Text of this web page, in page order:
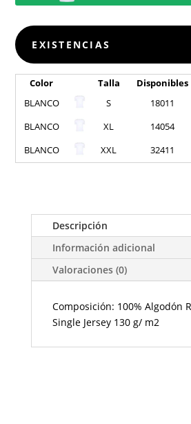
EXISTENCIAS
Color Talla Disponibles
BLANCO
S
18011
BLANCO
XL
14054
BLANCO
XXL 32411
Descripción
Información adicional
Valoraciones (0)
Composición: 100% Algodón
Single Jersey 130 g/ m2